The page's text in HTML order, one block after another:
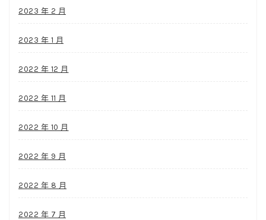
2023 年 2 月
2023 年 1 月
2022 年 12 月
2022 年 11 月
2022 年 10 月
2022 年 9 月
2022 年 8 月
2022 年 7 月